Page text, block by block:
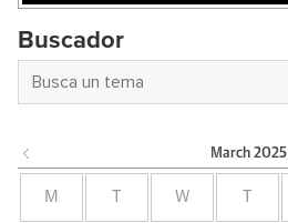
Buscador
March 2025
M W